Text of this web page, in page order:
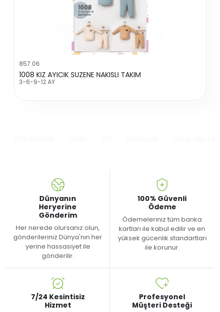
857.06
1008 KIZ AYICIK SUZENE NAKISLI TAKIM
3-6-9-12 AY
Dünyanın
Heryerine
Gönderim
Her nerede olursanız olun,
gönderileriniz Dünya'nın her
yerine hassasiyet ile
gönderilir.
100% Güvenli
Ödeme
Ödemeleriniz tüm banka
kartları ile kabul edilir ve en
yüksek gücenlik standartları
ile korunur.
7/24 Kesintisiz
Hizmet
Profesyonel
Müşteri Desteği